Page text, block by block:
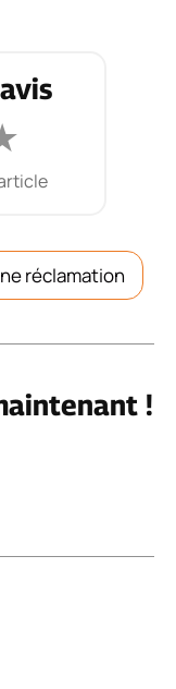
réclamation
!